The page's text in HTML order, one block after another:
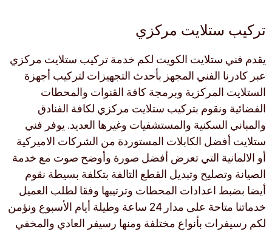
تركيب ستلايت مركزي
يقدم فني ستلايت الكويت لكم خدمة تركيب ستلايت مركزي
عبر كادرنا الفني المجهز بأحدث التجهيزات لتركيب أجهزة
الستلايت المركزية وبرمجة كافة القنوات والمحطات
الفضائية ونقوم بتركيب ستلايت مركزي لكافة الفنادق
والمباني السكنية والمستشفيات وغيرها العديد. يوفر فني
ستلايت أفضل الكابلات المستوردة من الشركات الاميركية
أو الالمانية التي تعرض أفضل صورة وأوضح صوت مع خدمة
الصيانة وتصليح وتبديل القطع التالفة بتكلفة بسيطة نقوم
أيضا بضبط اعدادات المحطات وترتيبها وفقا لطلب العميل
خدماتنا متاحة على مدار 24 ساعة وطيلة أيام الأسبوع ونؤمن
لكم رسيفرات بأنواع مختلفة ومنها رسيفر العادي والمخفي